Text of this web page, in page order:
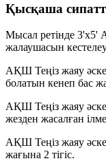
Қысқаша
Мысал ретінде 3'x5'
жалаушасын
АҚШ Теңіз жаяу
болатын кенеп бас
АҚШ Теңіз жаяу
жезден жасалған
АҚШ Теңіз жаяу
жағына 2 тігіс.